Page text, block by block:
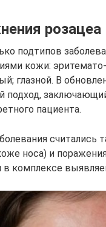
розацеа
подтипов
кожи: эритемато-
глазной. В
подход,
пациента.
считались
носа) и
комплексе